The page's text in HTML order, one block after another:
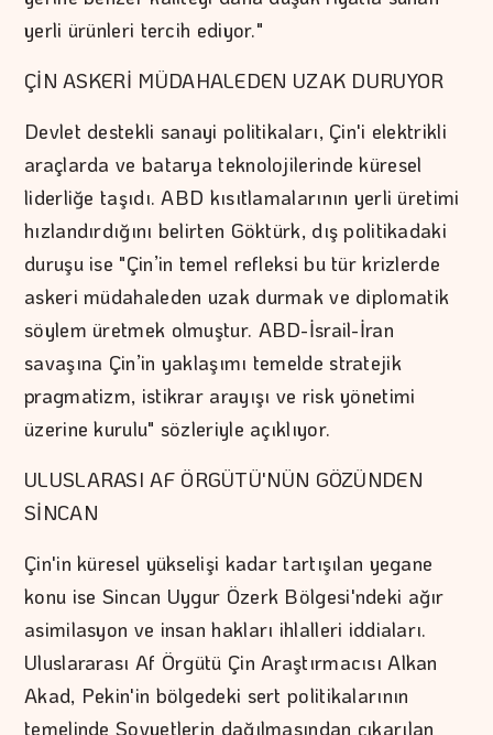
yerli ürünleri tercih ediyor."
ÇİN ASKERİ MÜDAHALEDEN UZAK DURUYOR
Devlet destekli sanayi politikaları, Çin'i elektrikli
araçlarda ve batarya teknolojilerinde küresel
liderliğe taşıdı. ABD kısıtlamalarının yerli üretimi
hızlandırdığını belirten Göktürk, dış politikadaki
duruşu ise "Çin’in temel refleksi bu tür krizlerde
askeri müdahaleden uzak durmak ve diplomatik
söylem üretmek olmuştur. ABD-İsrail-İran
savaşına Çin’in yaklaşımı temelde stratejik
pragmatizm, istikrar arayışı ve risk yönetimi
üzerine kurulu" sözleriyle açıklıyor.
ULUSLARASI AF ÖRGÜTÜ'NÜN GÖZÜNDEN
SİNCAN
Çin'in küresel yükselişi kadar tartışılan yegane
konu ise Sincan Uygur Özerk Bölgesi'ndeki ağır
asimilasyon ve insan hakları ihlalleri iddiaları.
Uluslararası Af Örgütü Çin Araştırmacısı Alkan
Akad, Pekin'in bölgedeki sert politikalarının
temelinde Sovyetlerin dağılmasından çıkarılan